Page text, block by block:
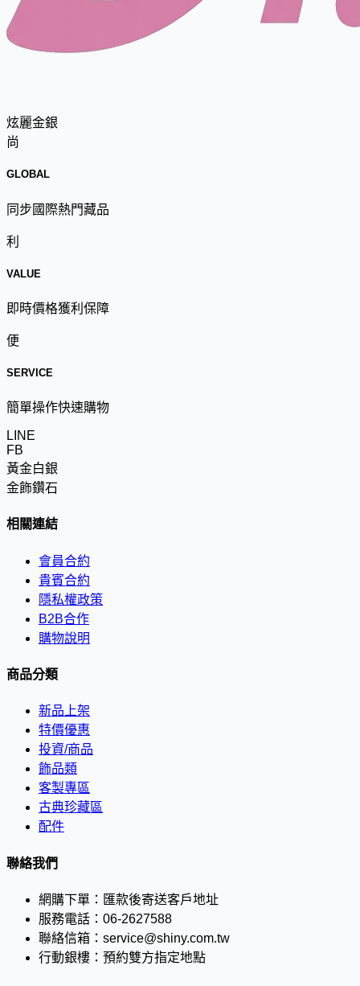
炫麗金銀
尚
GLOBAL
同步國際熱門藏品
利
VALUE
即時價格獲利保障
便
SERVICE
簡單操作快速購物
LINE
FB
黃金白銀
金飾鑽石
相關連結
會員合約
貴賓合約
隱私權政策
B2B合作
購物說明
商品分類
新品上架
特價優惠
投資/商品
飾品類
客製專區
古典珍藏區
配件
聯絡我們
網購下單： 匯款後寄送客戶地址
服務電話： 06-2627588
聯絡信箱： service@shiny.com.tw
行動銀樓： 預約雙方指定地點